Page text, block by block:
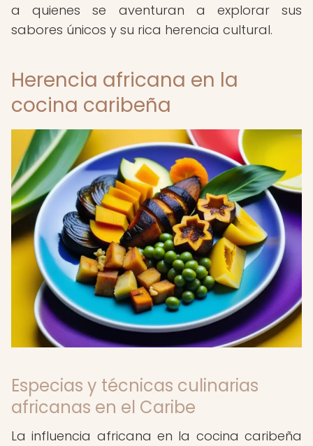
a quienes se aventuran a explorar sus
sabores únicos y su rica herencia cultural.
Herencia africana en la
cocina caribeña
Especias y técnicas culinarias
africanas en el Caribe
La influencia africana en la cocina caribeña